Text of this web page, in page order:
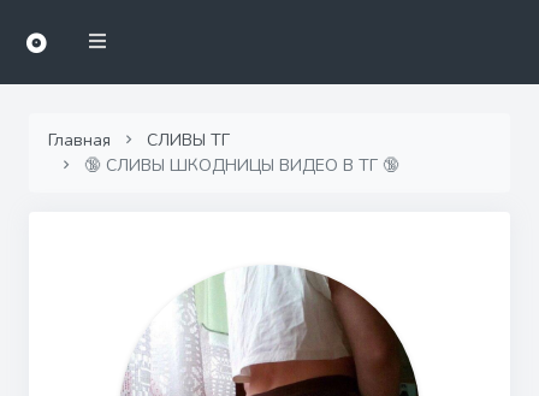
Главная
СЛИВЫ ТГ
🔞 СЛИВЫ ШКОДНИЦЫ ВИДЕО В ТГ 🔞